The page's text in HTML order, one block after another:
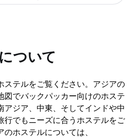
について
ステルをご覧ください。アジアの
図でバックパッカー向けのホステ
アジア、中東、そしてインドや中
行でもニーズに合うホステルをご
ホステルについては、